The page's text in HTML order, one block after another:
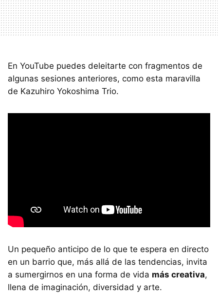
En YouTube puedes deleitarte con fragmentos de
algunas sesiones anteriores, como esta maravilla
de Kazuhiro Yokoshima Trio.
Un pequeño anticipo de lo que te espera en directo
en un barrio que, más allá de las tendencias, invita
a sumergirnos en una forma de vida más creativa,
llena de imaginación, diversidad y arte.